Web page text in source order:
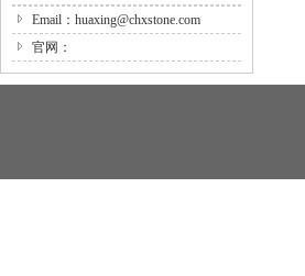
Email：huaxing@chxstone.com
官网：